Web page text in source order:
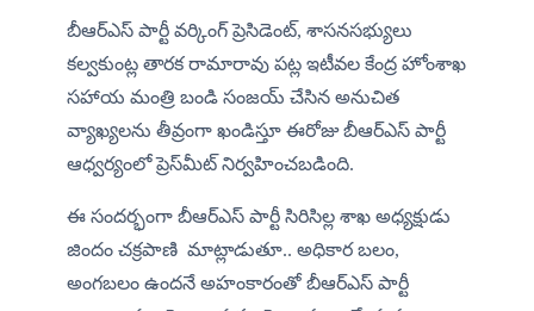
బీఆర్ఎస్ పార్టీ వర్కింగ్ ప్రెసిడెంట్, శాసనసభ్యులు
కల్వకుంట్ల తారక రామారావు పట్ల ఇటీవల కేంద్ర హోంశాఖ
సహాయ మంత్రి బండి సంజయ్ చేసిన అనుచిత
వ్యాఖ్యలను తీవ్రంగా ఖండిస్తూ ఈరోజు బీఆర్ఎస్ పార్టీ
ఆధ్వర్యంలో ప్రెస్‌మీట్ నిర్వహించబడింది.
ఈ సందర్భంగా బీఆర్ఎస్ పార్టీ సిరిసిల్ల శాఖ అధ్యక్షుడు
జిందం చక్రపాణి  మాట్లాడుతూ.. అధికార బలం,
అంగబలం ఉందనే అహంకారంతో బీఆర్ఎస్ పార్టీ